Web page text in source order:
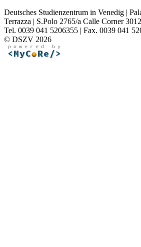
Deutsches Studienzentrum in Venedig |
Terrazza | S.Polo 2765/a Calle Corner
Tel. 0039 041 5206355 | Fax. 0039 041
© DSZV 2026